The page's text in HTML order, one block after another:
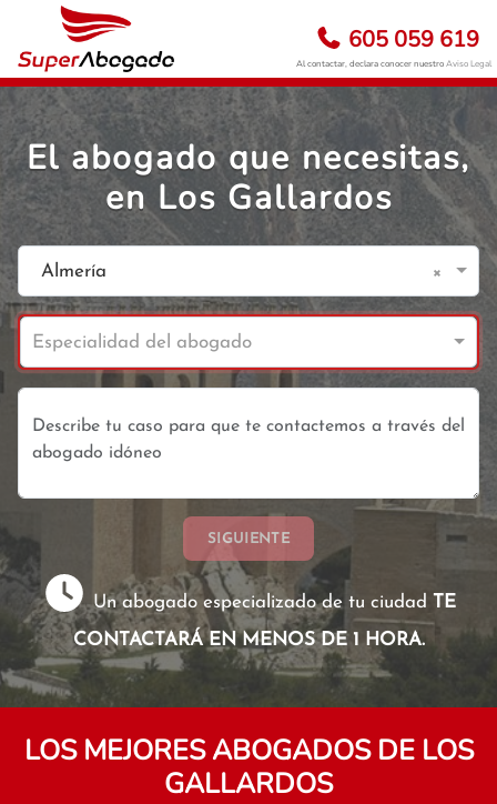
605 059 619
Al contactar, declara conocer nuestroAviso Legal
El abogado que necesitas,
en Los Gallardos
Almería ×
Especialidad del abogado
SIGUIENTE
Un abogado especializado de tu ciudad TE
CONTACTARÁ EN MENOS DE 1 HORA.
LOS MEJORES ABOGADOS DE LOS
GALLARDOS